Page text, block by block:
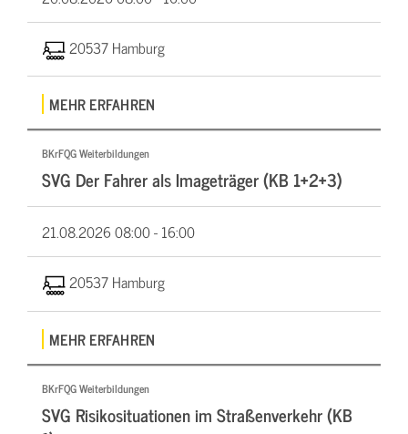
20537 Hamburg
MEHR ERFAHREN
BKrFQG Weiterbildungen
SVG Der Fahrer als Imageträger (KB 1+2+3)
21.08.202608:00 - 16:00
20537 Hamburg
MEHR ERFAHREN
BKrFQG Weiterbildungen
SVG Risikosituationen im Straßenverkehr (KB